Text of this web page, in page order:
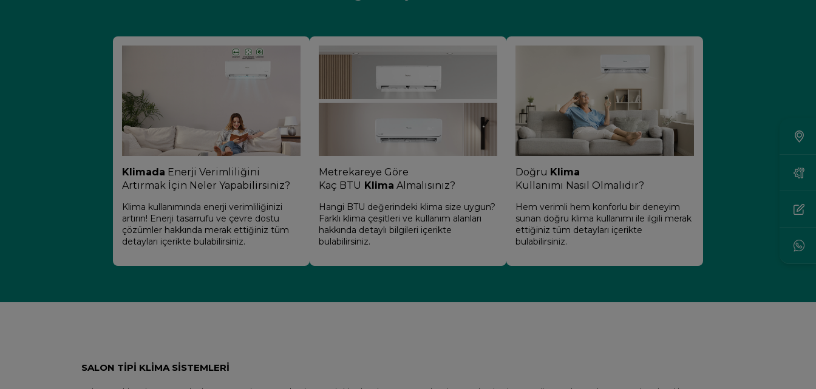
Klimada Enerji Verimliliğini
Artırmak İçin Neler Yapabilirsiniz?
Klima kullanımında enerji verimliliğinizi
artırın! Enerji tasarrufu ve çevre dostu
çözümler hakkında merak ettiğiniz tüm
detayları içerikte bulabilirsiniz.
Metrekareye Göre
Kaç BTU Klima Almalısınız?
Hangi BTU değerindeki klima size uygun?
Farklı klima çeşitleri ve kullanım alanları
hakkında detaylı bilgileri içerikte
bulabilirsiniz.
Doğru Klima
Kullanımı Nasıl Olmalıdır?
Hem verimli hem konforlu bir deneyim
sunan doğru klima kullanımı ile ilgili merak
ettiğiniz tüm detayları içerikte
bulabilirsiniz.
SALON TİPİ KLİMA SİSTEMLERİ